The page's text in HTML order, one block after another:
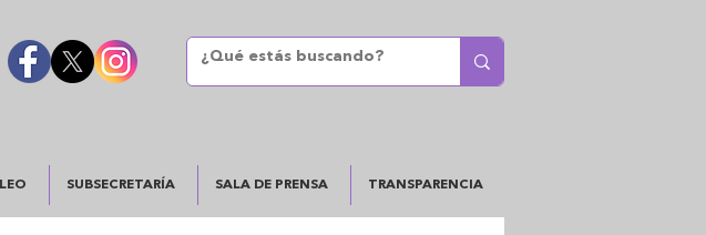
SUBSECRETARÍA SALA DE PRENSA TRANSPARENCIA